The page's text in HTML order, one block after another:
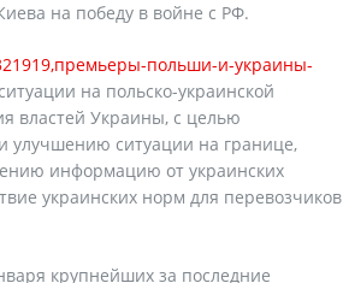
на победу в войне с РФ.
польши-и-украины-
на польско-украинской
властей Украины, с целью
улучшению ситуации на границе,
информацию от украинских
украинских норм для перевозчиков
крупнейших за последние